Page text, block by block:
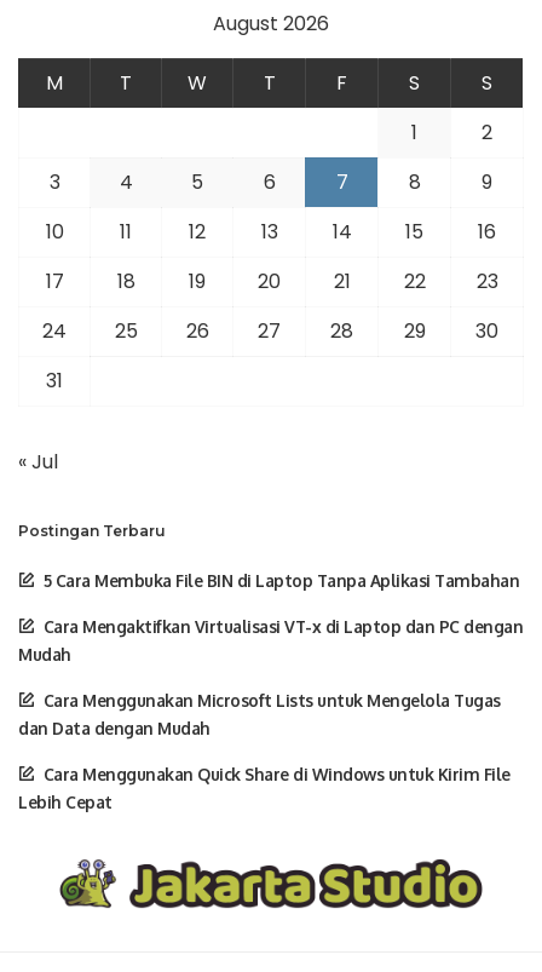
August 2026
M T W T F S
S
1
2
3
4 5 6 7 8
9
10
11 12 13 14 15
16
17
18 19 20 21 22
23
24
25 26 27 28 29
30
31
« Jul
Postingan Terbaru
5 Cara Membuka File BIN di Laptop Tanpa Aplikasi Tambahan
Cara Mengaktifkan Virtualisasi VT-x di Laptop dan PC dengan
Mudah
Cara Menggunakan Microsoft Lists untuk Mengelola Tugas
dan Data dengan Mudah
Cara Menggunakan Quick Share di Windows untuk Kirim File
Lebih Cepat